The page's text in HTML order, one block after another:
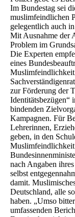
Im Bundestag sei
muslimfeindlichen
gelegentlich auch
Mit Ausnahme der
Problem im
Die Experten
eines
zur Förderung der
Identitätsbezügen“
bindenden
Kampagnen. Für
Lehrerinnen,
geben, in den
nach Angaben
selbst
damit.
Deutschland, alle
haben. „Umso
umfassenden